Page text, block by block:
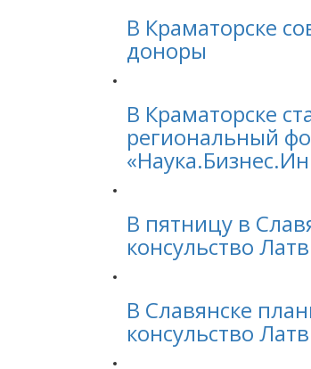
В Краматорске
доноры
В Краматорске
региональный
В пятницу в
консульство
В Славянске
консульство